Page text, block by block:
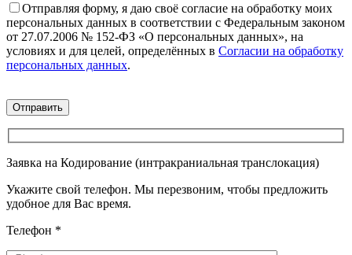
Отправляя форму, я даю своё согласие на обработку моих
персональных данных в соответствии с Федеральным законом
от 27.07.2006 № 152-ФЗ «О персональных данных», на
условиях и для целей, определённых в Согласии на обработку
персональных данных.
Заявка на Кодирование (интракраниальная транслокация)
Укажите свой телефон. Мы перезвоним, чтобы предложить
удобное для Вас время.
Телефон *